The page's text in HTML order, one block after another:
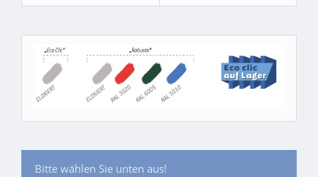
Bitte wählen Sie unten aus!